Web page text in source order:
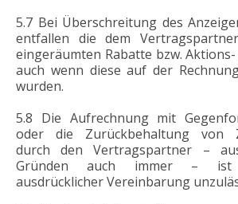
5.7 Bei Überschreitung des
entfallen die dem
eingeräumten Rabatte bzw.
auch wenn diese auf der
wurden.
5.8 Die Aufrechnung mit
oder die Zurückbehaltung von
durch den Vertragspartner –
Gründen auch immer – ist
ausdrücklicher Vereinbarung